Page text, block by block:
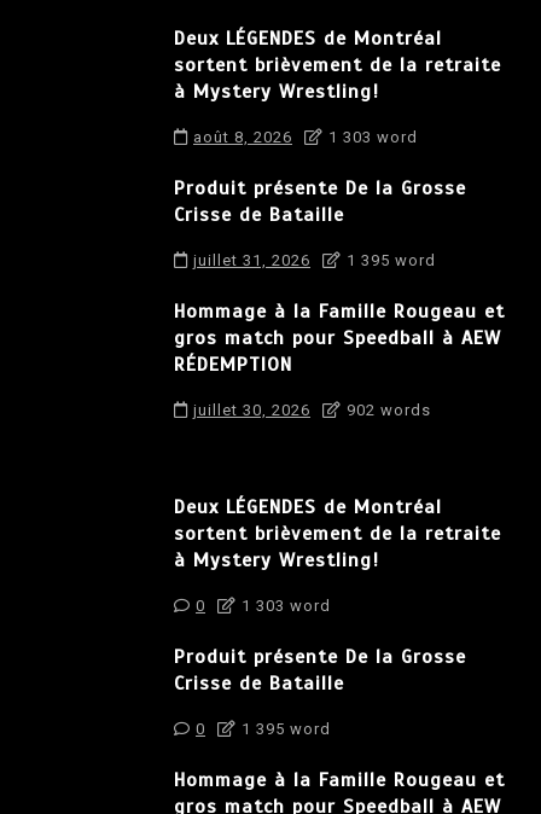
Deux LÉGENDES de Montréal
sortent brièvement de la retraite
à Mystery Wrestling!
août 8, 2026 1 303 word
Produit présente De la Grosse
Crisse de Bataille
juillet 31, 2026 1 395 word
Hommage à la Famille Rougeau et
gros match pour Speedball à AEW
RÉDEMPTION
juillet 30, 2026 902 words
Deux LÉGENDES de Montréal
sortent brièvement de la retraite
à Mystery Wrestling!
0 1 303 word
Produit présente De la Grosse
Crisse de Bataille
0 1 395 word
Hommage à la Famille Rougeau et
gros match pour Speedball à AEW